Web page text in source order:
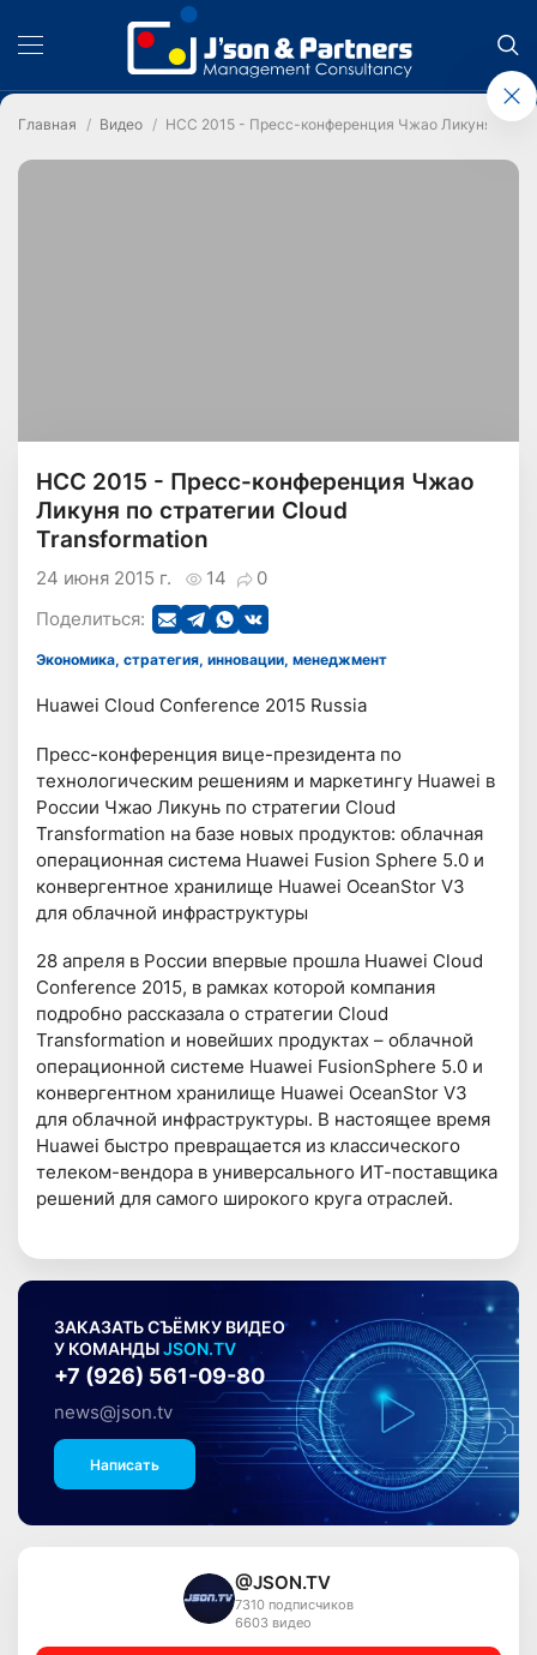
Главная Видео HCC 2015 - Пресс-конференция Чжао Ликуня по
HCC 2015 - Пресс-конференция Чжао
Ликуня по стратегии Cloud
Transformation
14 0
24 июня 2015 г.
Поделиться:
Экономика, стратегия, инновации, менеджмент
Huawei Cloud Conference 2015 Russia
Пресс-конференция вице-президента по
технологическим решениям и маркетингу Huawei в
России Чжао Ликунь по стратегии Cloud
Transformation на базе новых продуктов: облачная
операционная система Huawei Fusion Sphere 5.0 и
конвергентное хранилище Huawei OceanStor V3
для облачной инфраструктуры
28 апреля в России впервые прошла Huawei Cloud
Conference 2015, в рамках которой компания
подробно рассказала о стратегии Cloud
Transformation и новейших продуктах – облачной
операционной системе Huawei FusionSphere 5.0 и
конвергентном хранилище Huawei OceanStor V3
для облачной инфраструктуры. В настоящее время
Huawei быстро превращается из классического
телеком-вендора в универсального ИТ-поставщика
решений для самого широкого круга отраслей.
ЗАКАЗАТЬ СЪЁМКУ ВИДЕО
У КОМАНДЫJSON.TV
+7 (926) 561-09-80
news@json.tv
Написать
@JSON.TV
7310 подписчиков
6603 видео